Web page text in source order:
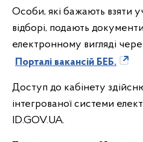
Особи, які бажають взяти
відборі, подають
електронному вигляді
Порталі вакансій БЕБ.
Доступ до кабінету
інтегрованої системи
ID.GOV.UA.